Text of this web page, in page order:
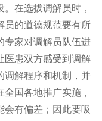
在选拔调解员时，
员的道德规范要有所
专家对调解员队伍进
医患双方感受到调解
调解程序和机制，并
国各地推广实施，
会有偏差；因此要吸